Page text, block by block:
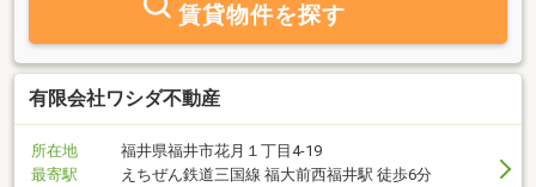
賃貸物件を探す
有限会社ワシダ不動産
所在地
福井県福井市花月１丁目4-19
最寄駅
えちぜん鉄道三国線 福大前西福井駅 徒歩6分